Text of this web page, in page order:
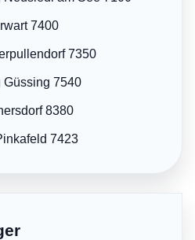
7400
7350
Güssing 7540
8380
7423